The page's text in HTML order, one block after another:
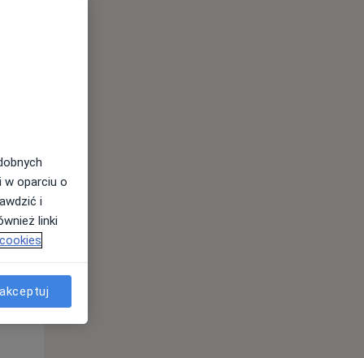
Pon,
10 Sie
w oparciu o
i
linki